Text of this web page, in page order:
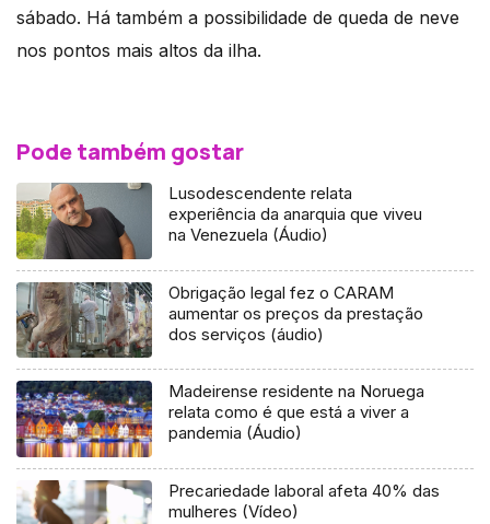
sábado. Há também a possibilidade de queda de neve
nos pontos mais altos da ilha.
Pode também gostar
Lusodescendente relata
experiência da anarquia que viveu
na Venezuela (Áudio)
Obrigação legal fez o CARAM
aumentar os preços da prestação
dos serviços (áudio)
Madeirense residente na Noruega
relata como é que está a viver a
pandemia (Áudio)
Precariedade laboral afeta 40% das
mulheres (Vídeo)